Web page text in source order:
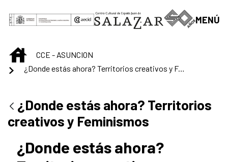
Saltar al contenido principal
MENÚ
INICIOCCE - ASUNCION
¿Donde estás ahora? Territorios creativos y Feminismos
¿Donde estás ahora? Territorios
creativos y Feminismos
¿Donde estás ahora?